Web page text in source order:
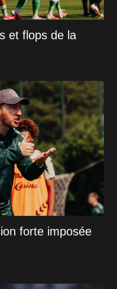
et flops de la
forte imposée